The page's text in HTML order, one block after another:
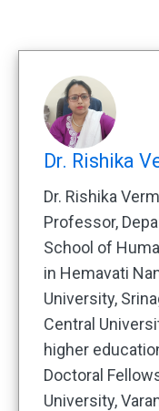
Dr. Rishika
Dr. Rishika
Professor,
School of
in Hemavati
University,
Central
higher
Doctoral
University,